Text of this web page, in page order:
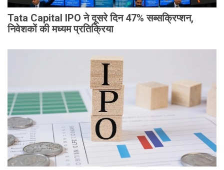
Tata Capital IPO ने दूसरे दिन 47% सब्सक्रिप्शन,
निवेशकों की मध्यम प्रतिक्रिया